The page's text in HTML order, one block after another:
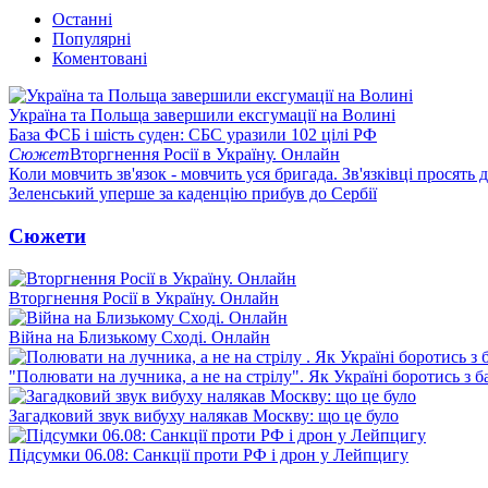
Останні
Популярні
Коментовані
Україна та Польща завершили ексгумації на Волині
База ФСБ і шість суден: СБС уразили 102 цілі РФ
СюжетВторгнення Росії в Україну. Онлайн
Коли мовчить зв'язок - мовчить уся бригада. Зв'язківці просять
Зеленський уперше за каденцію прибув до Сербії
Сюжети
Вторгнення Росії в Україну. Онлайн
Війна на Близькому Сході. Онлайн
"Полювати на лучника, а не на стрілу". Як Україні боротись з
Загадковий звук вибуху налякав Москву: що це було
Підсумки 06.08: Санкції проти РФ і дрон у Лейпцигу